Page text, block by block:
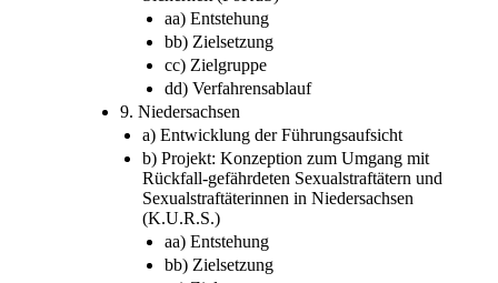
aa) Entstehung
bb) Zielsetzung
cc) Zielgruppe
dd) Verfahrensablauf
9. Niedersachsen
a) Entwicklung der Führungsaufsicht
b) Projekt: Konzeption zum Umgang mit
Rückfall-gefährdeten Sexualstraftätern und
Sexualstraftäterinnen in Niedersachsen
(K.U.R.S.)
aa) Entstehung
bb) Zielsetzung